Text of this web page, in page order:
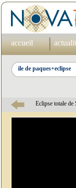
accueil
Eclipse totale